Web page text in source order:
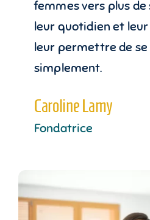
femmes vers plus
leur quotidien et
leur permettre de
simplement.
Caroline Lamy
Fondatrice